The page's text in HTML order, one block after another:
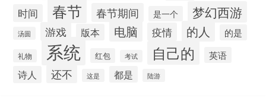
时间 春节 春节期间 是一个 梦幻西游
汤圆 游戏 版本 电脑 疫情 的人 的是
礼物 系统 红包 考试 自己的 英语
诗人 还不 这是 都是 陆游